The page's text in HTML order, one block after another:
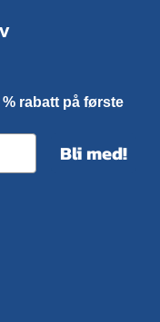
% rabatt på første
Bli med!